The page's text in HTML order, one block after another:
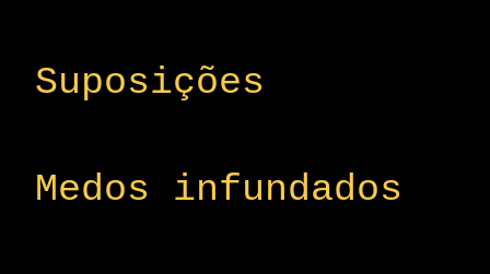
Suposições
Medos infundados